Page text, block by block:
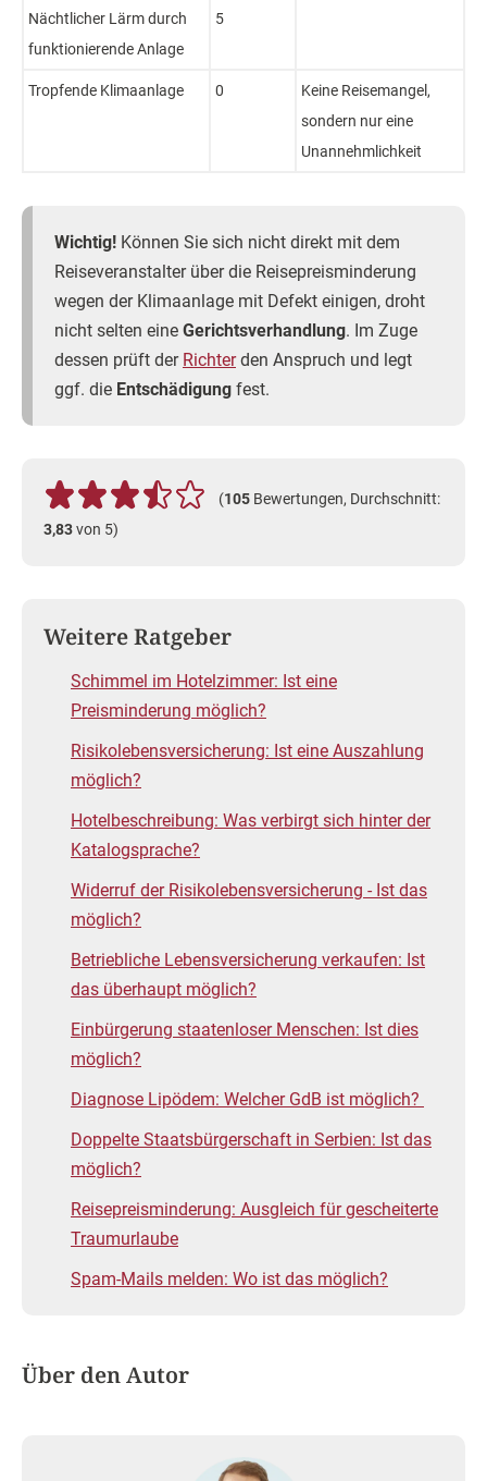
Nächtlicher Lärm durch
funktionierende Anlage
5
Tropfende Klimaanlage 0
Keine Reisemangel,
sondern nur eine
Unannehmlichkeit
Wichtig! Können Sie sich nicht direkt mit dem
Reiseveranstalter über die Reisepreisminderung
wegen der Klimaanlage mit Defekt einigen, droht
nicht selten eine Gerichtsverhandlung. Im Zuge
dessen prüft der Richterden Anspruch und legt
ggf. die Entschädigung fest.
(105 Bewertungen, Durchschnitt:
3,83von 5)
Weitere Ratgeber
Schimmel im Hotelzimmer: Ist eine
Preisminderung möglich?
Risikolebens­versicherung: Ist eine Auszahlung
möglich?
Hotelbeschreibung: Was verbirgt sich hinter der
Katalogsprache?
Widerruf der Risikolebensversicherung - Ist das
möglich?
Betriebliche Lebensversicherung verkaufen: Ist
das überhaupt möglich?
Einbürgerung staatenloser Menschen: Ist dies
möglich?
Diagnose Lipödem: Welcher GdB ist möglich?
Doppelte Staatsbürgerschaft in Serbien: Ist das
möglich?
Reisepreisminderung: Ausgleich für gescheiterte
Traumurlaube
Spam-Mails melden: Wo ist das möglich?
Über den Autor